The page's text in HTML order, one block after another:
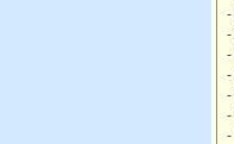
-
-
-
-
-
-
-